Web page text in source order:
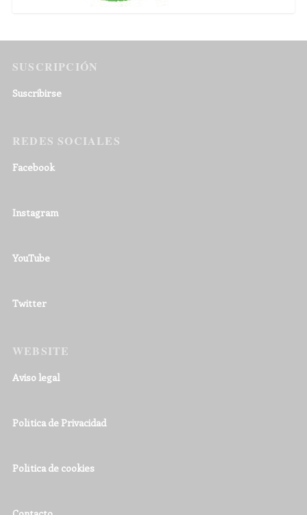
SUSCRIPCIÓN
Suscribirse
REDES SOCIALES
Facebook
Instagram
YouTube
Twitter
WEBSITE
Aviso legal
Política de Privacidad
Política de cookies